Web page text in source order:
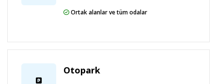
Ortak alanlar ve tüm odalar
Otopark